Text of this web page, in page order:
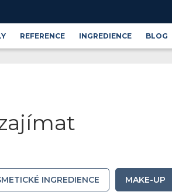
REFERENCE INGREDIENCE BLOG
INGREDIENCE MAKE-UP